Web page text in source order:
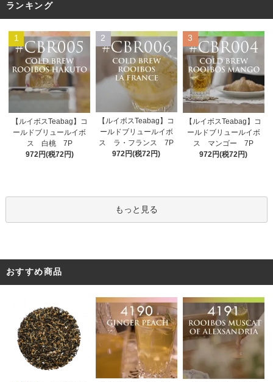
ランキング
1
【ルイボスTeabag】コ
ールドブリュールイボ
ス 白桃 7P
972円(税72円)
2
【ルイボスTeabag】コ
ールドブリュールイボ
ス ラ・フランス 7P
972円(税72円)
3
【ルイボスTeabag】コ
ールドブリュールイボ
ス マンゴー 7P
972円(税72円)
もっと見る
おすすめ商品